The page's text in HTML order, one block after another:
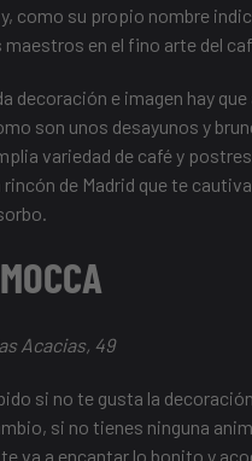
como su propio nombre
en el fino arte del
decoración e imagen hay
son unos desayunos y
variedad de café y
rincón de Madrid que te
Acacias, 49
si no te gusta la
si no tienes ninguna
va a encantar lo bonito y